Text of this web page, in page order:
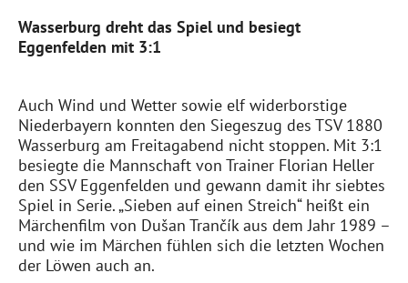
Wasserburg dreht das Spiel und besiegt
Eggenfelden mit 3:1
Auch Wind und Wetter sowie elf widerborstige
Niederbayern konnten den Siegeszug des TSV 1880
Wasserburg am Freitagabend nicht stoppen. Mit 3:1
besiegte die Mannschaft von Trainer Florian Heller
den SSV Eggenfelden und gewann damit ihr siebtes
Spiel in Serie. „Sieben auf einen Streich“ heißt ein
Märchenfilm von Dušan Trančíkaus dem Jahr 1989 –
und wie im Märchen fühlen sich die letzten Wochen
der Löwen auch an.